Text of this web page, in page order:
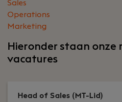
Sales
Operations
Marketing
Hieronder staan onze
vacatures
Head of Sales (MT-Lid)